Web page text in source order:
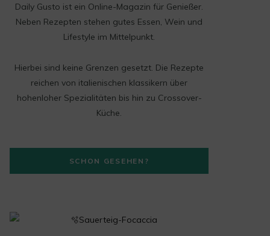
s
t
g
r
m
Daily Gusto ist ein Online-Magazin für Genießer.
Neben Rezepten stehen gutes Essen, Wein und
Lifestyle im Mittelpunkt.
Hierbei sind keine Grenzen gesetzt. Die Rezepte
reichen von italienischen klassikern über
hohenloher Spezialitäten bis hin zu Crossover-
Küche.
SCHON GESEHEN?